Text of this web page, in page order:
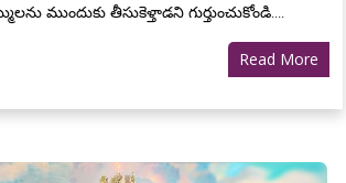
ముందుకు తీసుకెళ్తాడని గుర్తుంచుకోండి....
Read More